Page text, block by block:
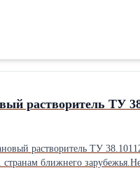
быстро растворять
начала
100 см3 бензина, не более
%, не более 0,018 9.
для разбавления
растворитель ТУ
растворитель ТУ
ближнего